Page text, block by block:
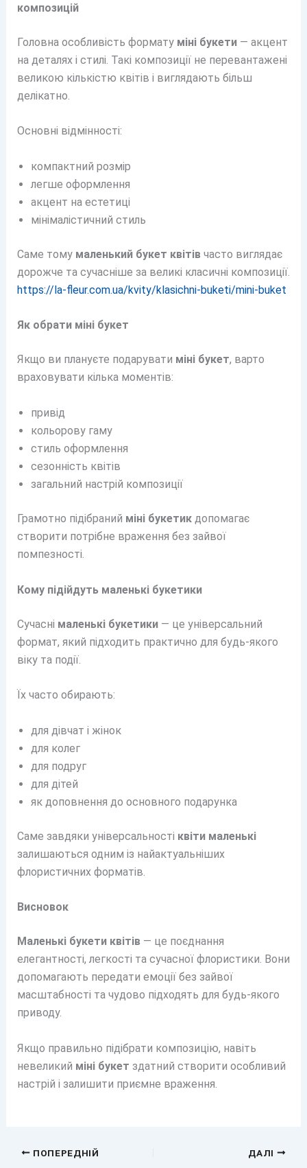
композицій
Головна особливість формату міні букети— акцент
на деталях і стилі. Такі композиції не перевантажені
великою кількістю квітів і виглядають більш
делікатно.
Основні відмінності:
компактний розмір
легше оформлення
акцент на естетиці
мінімалістичний стиль
Саме тому маленький букет квітівчасто виглядає
дорожче та сучасніше за великі класичні композиції.
https://la-fleur.com.ua/kvity/klasichni-buketi/mini-buket
Як обрати міні букет
Якщо ви плануєте подарувати міні букет, варто
враховувати кілька моментів:
привід
кольорову гаму
стиль оформлення
сезонність квітів
загальний настрій композиції
Грамотно підібраний міні букетикдопомагає
створити потрібне враження без зайвої
помпезності.
Кому підійдуть маленькі букетики
Сучасні маленькі букетики— це універсальний
формат, який підходить практично для будь-якого
віку та події.
Їх часто обирають:
для дівчат і жінок
для колег
для подруг
для дітей
як доповнення до основного подарунка
Саме завдяки універсальності квіти маленькі
залишаються одним із найактуальніших
флористичних форматів.
Висновок
Маленькі букети квітів— це поєднання
елегантності, легкості та сучасної флористики. Вони
допомагають передати емоції без зайвої
масштабності та чудово підходять для будь-якого
приводу.
Якщо правильно підібрати композицію, навіть
невеликий міні букет здатний створити особливий
настрій і залишити приємне враження.
ПОПЕРЕДНІЙ ДАЛІ